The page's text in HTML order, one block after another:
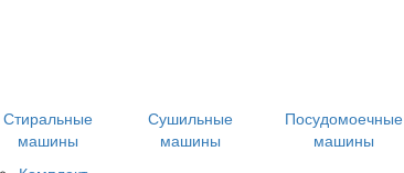
Стиральные
машины
Сушильные
машины
Посудомоечные
машины